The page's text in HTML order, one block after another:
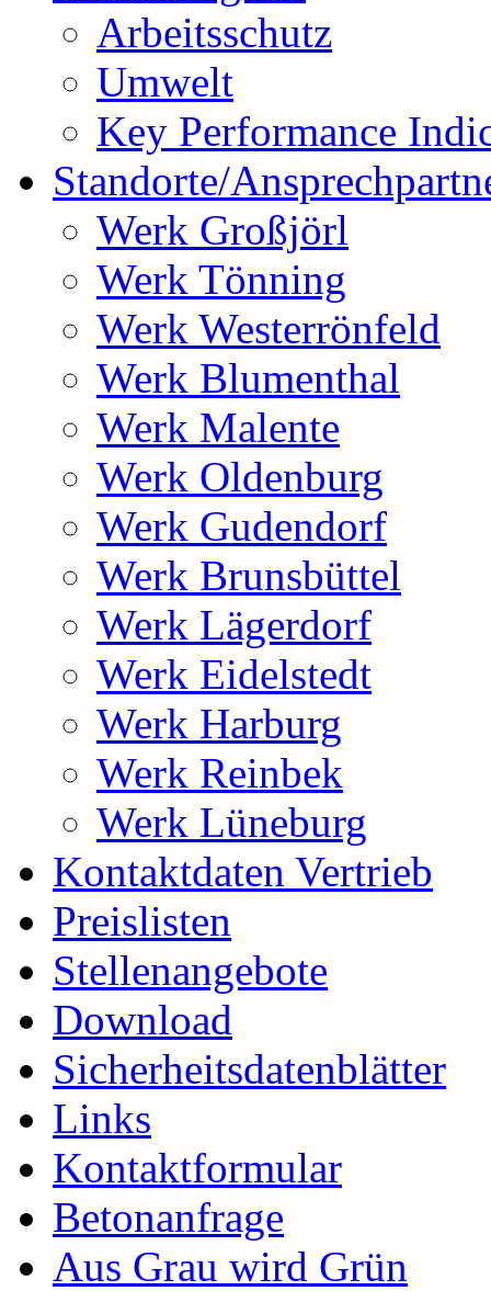
Arbeitsschutz
Umwelt
Key Performance
Standorte/
Werk Großjörl
Werk Tönning
Werk Westerrönfeld
Werk Blumenthal
Werk Malente
Werk Oldenburg
Werk Gudendorf
Werk Brunsbüttel
Werk Lägerdorf
Werk Eidelstedt
Werk Harburg
Werk Reinbek
Werk Lüneburg
Kontaktdaten Vertrieb
Preislisten
Stellenangebote
Download
Sicherheitsdatenblätter
Links
Kontaktformular
Betonanfrage
Aus Grau wird Grün